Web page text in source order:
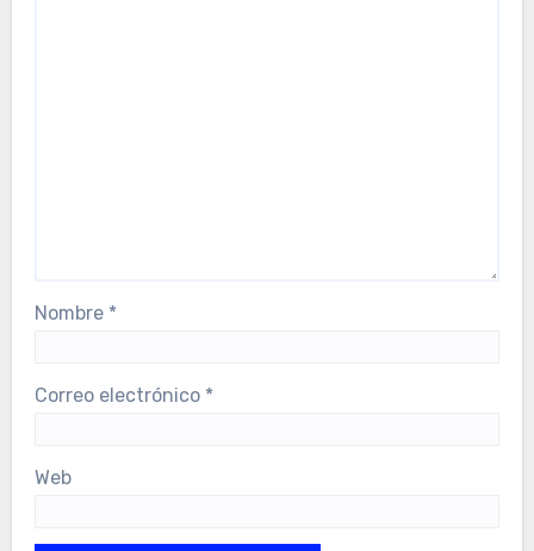
Nombre *
Correo electrónico *
Web